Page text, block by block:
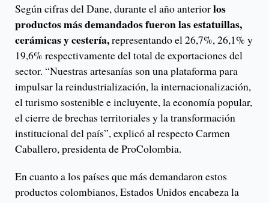
Según cifras del Dane, durante el año anteriorlos
productos más demandados fueron las estatuillas,
cerámicas y cestería,representando el 26,7%, 26,1% y
19,6% respectivamente del total de exportaciones del
sector. “Nuestras artesanías son una plataforma para
impulsar la reindustrialización, la internacionalización,
el turismo sostenible e incluyente, la economía popular,
el cierre de brechas territoriales y la transformación
institucional del país”, explicó al respecto Carmen
Caballero, presidenta de ProColombia.
En cuanto a los países que más demandaron estos
productos colombianos, Estados Unidos encabeza la